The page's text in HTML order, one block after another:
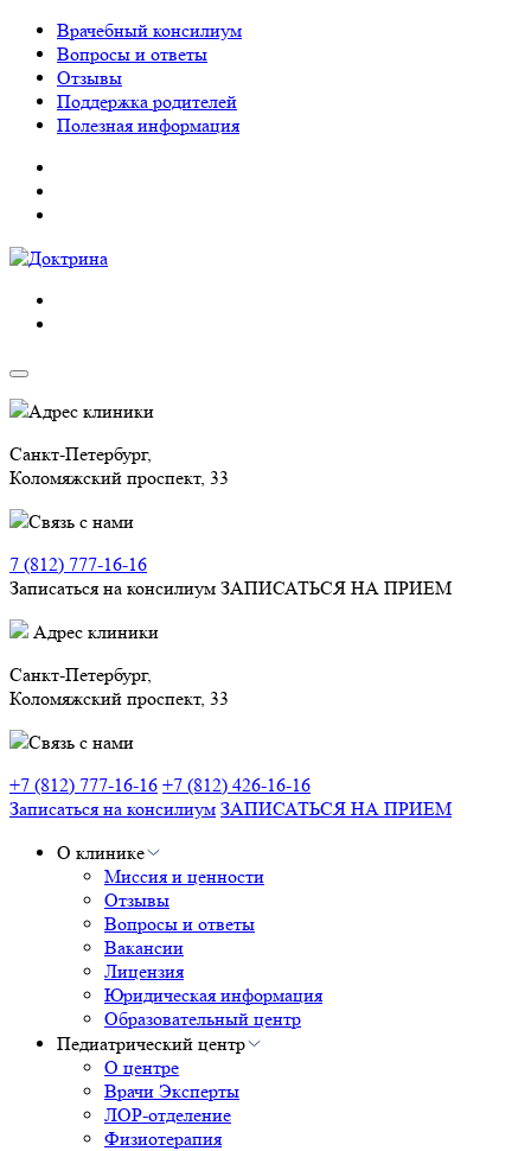
Врачебный консилиум
Вопросы и ответы
Отзывы
Поддержка родителей
Полезная информация
Адрес клиники
Санкт-Петербург,
Коломяжский проспект, 33
Связь с нами
7 (812) 777-16-16
Записаться на консилиум ЗАПИСАТЬСЯ НА ПРИЕМ
Адрес клиники
Санкт-Петербург,
Коломяжский проспект, 33
Связь с нами
+7 (812) 777-16-16 +7 (812) 426-16-16
Записаться на консилиум ЗАПИСАТЬСЯ НА ПРИЕМ
О клинике
Миссия и ценности
Отзывы
Вопросы и ответы
Вакансии
Лицензия
Юридическая информация
Образовательный центр
Педиатрический центр
О центре
Врачи Эксперты
ЛОР-отделение
Физиотерапия